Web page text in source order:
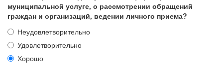
муниципальной услуге, о рассмотрении обращений
граждан и организаций, ведении личного приема?
Неудовлетворительно
Удовлетворительно
Хорошо